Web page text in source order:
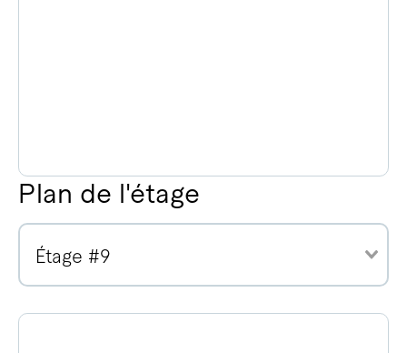
Plan de l'étage
Étage #9